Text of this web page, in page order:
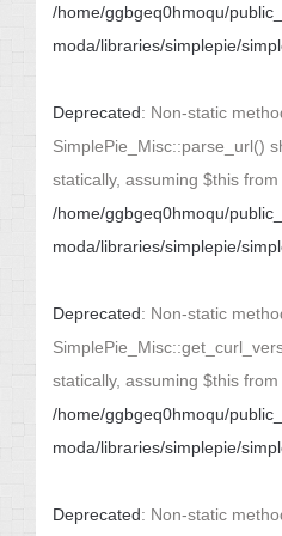
/home/ggbgeq0hmoqu/
moda/libraries/simplepie/
Deprecated: Non-static
SimplePie_Misc::parse_url()
statically, assuming $this
/home/ggbgeq0hmoqu/
moda/libraries/simplepie/
Deprecated: Non-static
statically, assuming $this
/home/ggbgeq0hmoqu/
moda/libraries/simplepie/
Deprecated: Non-static